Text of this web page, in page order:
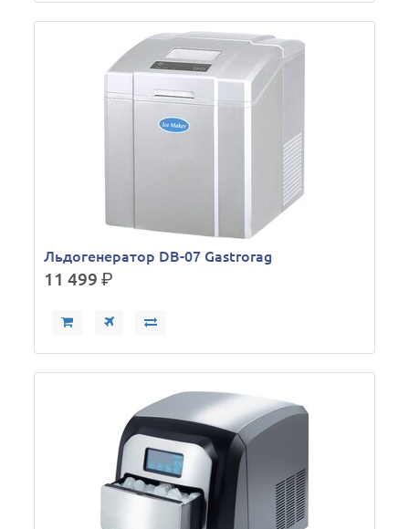
Льдогенератор DB-07 Gastrorag
11 499р.